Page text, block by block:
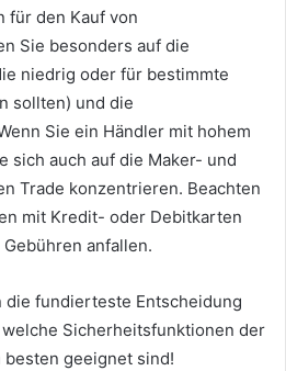
für den Kauf von
Sie besonders auf die
niedrig oder für bestimmte
sollten) und die
Sie ein Händler mit hohem
sich auch auf die Maker- und
Trade konzentrieren. Beachten
mit Kredit- oder Debitkarten
anfallen.
die fundierteste Entscheidung
Sicherheitsfunktionen der
geeignet sind!